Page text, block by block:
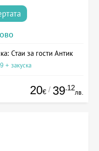
Стаи за гости Антик
+ закуска
20€ / 39.12
лв.